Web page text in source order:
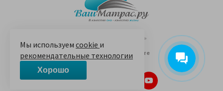
© 2005-2026 «Ваш матрас»
14 лет на Яндекс.Маркете
Мы используем cookie и
рекомендательные технологии
Хорошо